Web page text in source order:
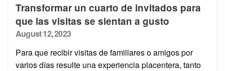
Transformar un cuarto de invitados para
que las visitas se sientan a gusto
Posted
August 12, 2023
Para que recibir visitas de familiares o amigos por
varios días resulte una experiencia placentera, tanto